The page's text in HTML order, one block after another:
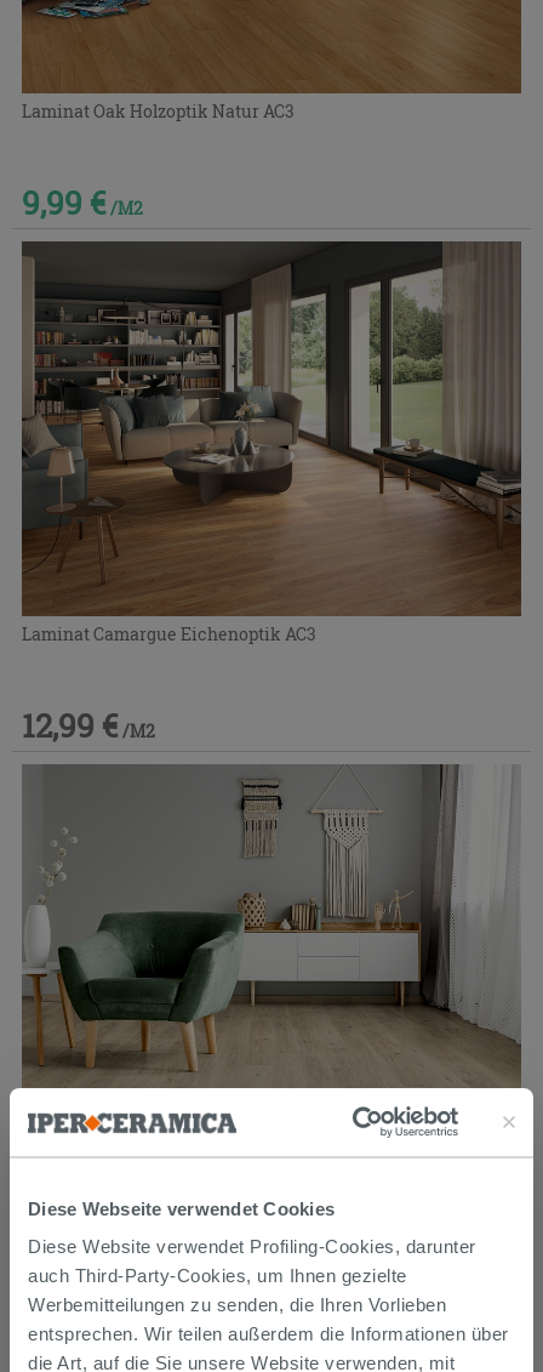
Diese Webseite verwendet Cookies
Diese Website verwendet Profiling-Cookies, darunter
auch Third-Party-Cookies, um Ihnen gezielte
Werbemitteilungen zu senden, die Ihren Vorlieben
entsprechen. Wir teilen außerdem die Informationen über
die Art, auf die Sie unsere Website verwenden, mit
Laminat Oak Holzoptik Natur AC3
9,99 € /M2
Laminat Camargue Eichenoptik AC3
12,99 € /M2
Laminatboden Pistachio Oak Eichenoptik AC3
12,99 € /M2